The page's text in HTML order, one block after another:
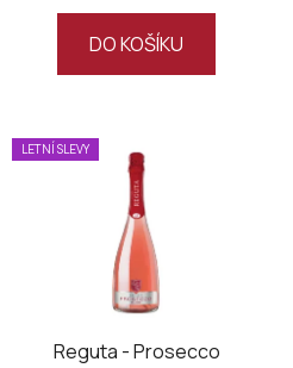
DO KOŠÍKU
LETNÍ SLEVY
Reguta - Prosecco